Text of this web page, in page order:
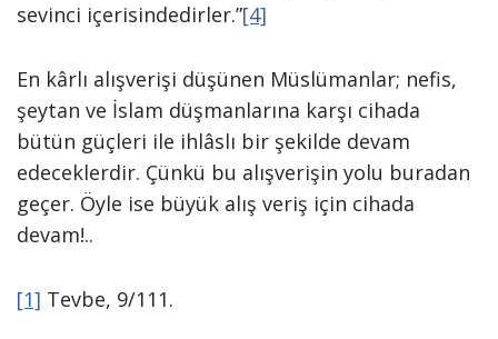
sevinci içerisindedirler.”[4]
En kârlı alışverişi düşünen Müslümanlar; nefis,
şeytan ve İslam düşmanlarına karşı cihada
bütün güçleri ile ihlâslı bir şekilde devam
edeceklerdir. Çünkü bu alışverişin yolu buradan
geçer. Öyle ise büyük alış veriş için cihada
devam!..
[1] Tevbe, 9/111.